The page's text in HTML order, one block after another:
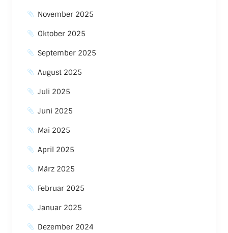
November 2025
Oktober 2025
September 2025
August 2025
Juli 2025
Juni 2025
Mai 2025
April 2025
März 2025
Februar 2025
Januar 2025
Dezember 2024